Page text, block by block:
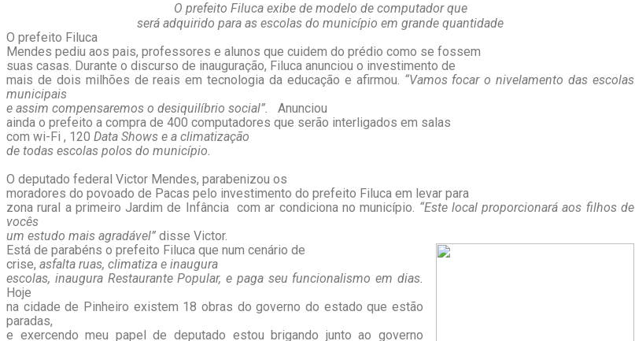
O prefeito Filuca exibe de modelo de computador que
será adquirido para as escolas do município em grande quantidade
O prefeito Filuca
Mendes pediu aos pais, professores e alunos que cuidem do prédio como se fossem
suas casas. Durante o discurso de inauguração, Filuca anunciou o investimento de
mais de dois milhões de reais em tecnologia da educação e afirmou. “Vamos focar o nivelamento das escolas
municipais
e assim compensaremos o desiquilíbrio social”.
Anunciou
ainda o prefeito a compra de 400 computadores que serão interligados em salas
com wi-Fi , 120 Data Shows e a climatização
de todas escolas polos do município.
O deputado federal Victor Mendes, parabenizou os
moradores do povoado de Pacas pelo investimento do prefeito Filuca em levar para
zona rural a primeiro Jardim de Infância com ar condiciona no município. “Este local proporcionará aos filhos de
vocês
um estudo mais agradável” disse Victor.
Está de parabéns o prefeito Filuca que num cenário de
crise, asfalta ruas, climatiza e inaugura
escolas, inaugura Restaurante Popular, e paga seu funcionalismo em dias.
Hoje
na cidade de Pinheiro existem 18 obras do governo do estado que estão
paradas,
e exercendo meu papel de deputado estou brigando junto ao governo